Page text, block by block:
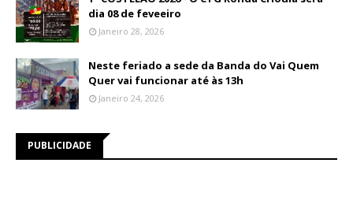
dia 08 de feveeiro
Janeiro 28, 2026
Neste feriado a sede da Banda do Vai Quem
Quer vai funcionar até às 13h
Janeiro 24, 2026
PUBLICIDADE